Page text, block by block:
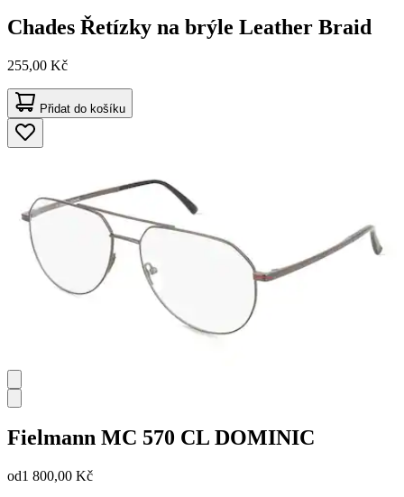
Chades Řetízky na brýle Leather Braid
255,00 Kč
Přidat do košíku
Fielmann MC 570 CL DOMINIC
od1 800,00 Kč